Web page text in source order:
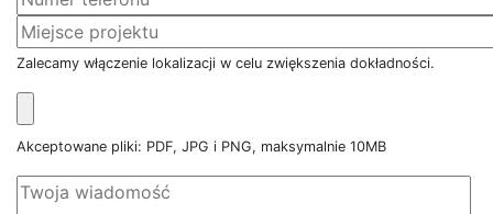
Zalecamy włączenie lokalizacji w celu zwiększenia dokładności.
Akceptowane pliki: PDF, JPG i PNG, maksymalnie 10MB